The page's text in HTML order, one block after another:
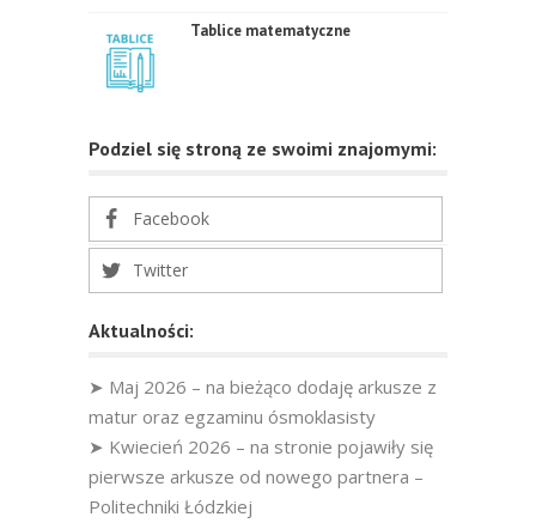
Tablice matematyczne
Podziel się stroną ze swoimi znajomymi:
Facebook
Twitter
Aktualności:
➤ Maj 2026 – na bieżąco dodaję arkusze z
matur oraz egzaminu ósmoklasisty
➤ Kwiecień 2026 – na stronie pojawiły się
pierwsze arkusze od nowego partnera –
Politechniki Łódzkiej